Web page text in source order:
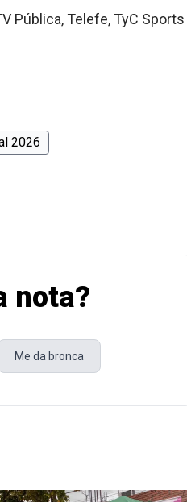
Pública, Telefe, TyC Sports
2026
nota?
Me da bronca